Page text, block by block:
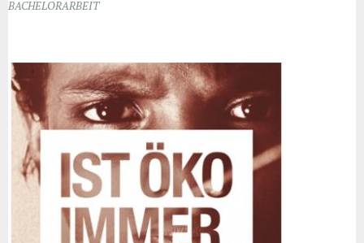
BACHELORARBEIT